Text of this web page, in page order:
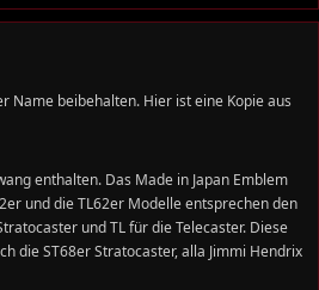
Name beibehalten. Hier ist eine Kopie aus
enthalten. Das Made in Japan Emblem
und die TL62er Modelle entsprechen den
und TL für die Telecaster. Diese
die ST68er Stratocaster, alla Jimmi Hendrix